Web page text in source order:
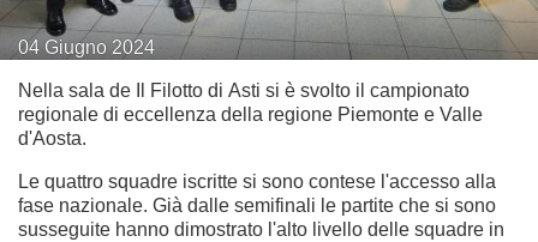
04 Giugno 2024
Nella sala de Il Filotto di Asti si è svolto il campionato
regionale di eccellenza della regione Piemonte e Valle
d'Aosta.
Le quattro squadre iscritte si sono contese l'accesso alla
fase nazionale. Già dalle semifinali le partite che si sono
susseguite hanno dimostrato l'alto livello delle squadre in